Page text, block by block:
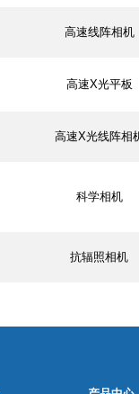
高速线阵相机
高速X光平板
高速X光线阵相
科学相机
抗辐照相机